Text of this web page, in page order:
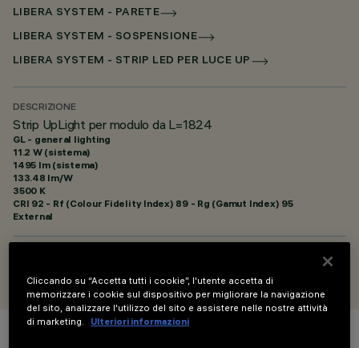
LIBERA SYSTEM - PARETE
LIBERA SYSTEM - SOSPENSIONE
LIBERA SYSTEM - STRIP LED PER LUCE UP
DESCRIZIONE
Strip UpLight per modulo da L=1824
GL - general lighting
11.2 W (sistema)
1495 lm (sistema)
133.48 lm/W
3500 K
CRI 92 - Rf (Colour Fidelity Index) 89 - Rg (Gamut Index) 95
External
Cliccando su “Accetta tutti i cookie”, l'utente accetta di
memorizzare i cookie sul dispositivo per migliorare la navigazione
del sito, analizzare l'utilizzo del sito e assistere nelle nostre attività
di marketing.
Ulteriori informazioni